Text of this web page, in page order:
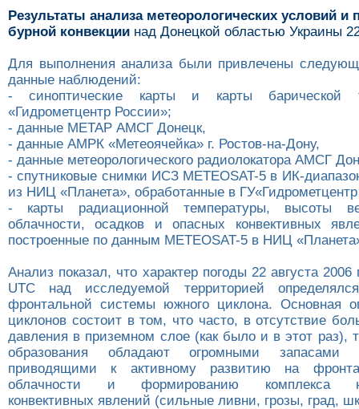
Результаты анализа метеорологических условий и
бурной конвекции над Донецкой областью Украины 22
Для выполнения анализа были привлечены
данные наблюдений:
- синоптические карты и карты барической
«Гидрометцентр России»;
- данные МЕТАР АМСГ Донецк,
- данные АМРК «Метеоячейка» г. Ростов-на-Дону,
- данные метеорологического радиолокатора АМСГ
- спутниковые снимки ИСЗ МETEOSAT-5 в ИК-
из НИЦ «Планета», обработанные в
- карты радиационной температуры, высоты
облачности, осадков и опасных конвективных
построенные по данным МETEOSAT-5 в НИЦ
Анализ показал, что характер погоды 22 августа 2006
UTC над исследуемой территорией
фронтальной системы южного циклона. Основная
циклонов состоит в том, что часто, в отсутствие
давления в приземном слое (как было и в этот раз),
образования обладают огромными запасами
приводящими к активному развитию на
облачности и формированию комплекса
конвективных явлений (сильные ливни, грозы, град,